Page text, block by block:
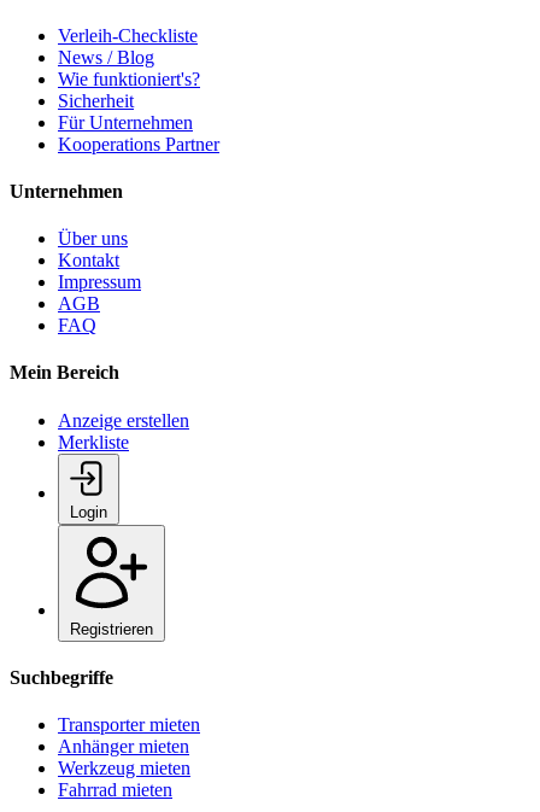
Verleih-Checkliste
News / Blog
Wie funktioniert's?
Sicherheit
Für Unternehmen
Kooperations Partner
Unternehmen
Über uns
Kontakt
Impressum
AGB
FAQ
Mein Bereich
Anzeige erstellen
Merkliste
Login
Registrieren
Suchbegriffe
Transporter mieten
Anhänger mieten
Werkzeug mieten
Fahrrad mieten